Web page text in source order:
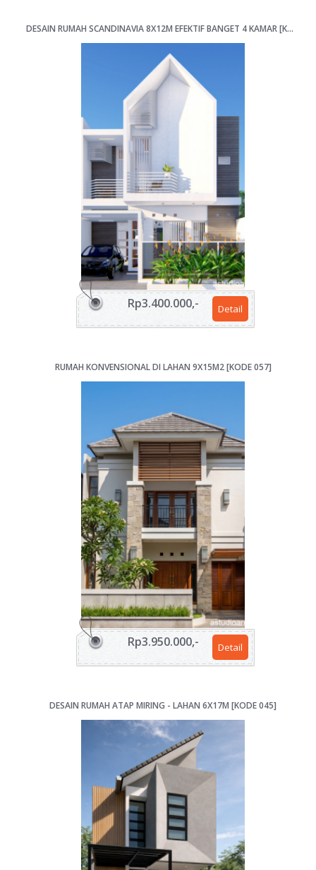
DESAIN RUMAH SCANDINAVIA 8X12M EFEKTIF BANGET 4 KAMAR [KODE 061B FLIP]
Detail
Rp3.400.000,-
RUMAH KONVENSIONAL DI LAHAN 9X15M2 [KODE 057]
Detail
Rp3.950.000,-
DESAIN RUMAH ATAP MIRING - LAHAN 6X17M [KODE 045]